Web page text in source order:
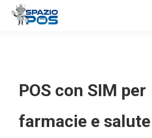
POS con SIM per
farmacie e